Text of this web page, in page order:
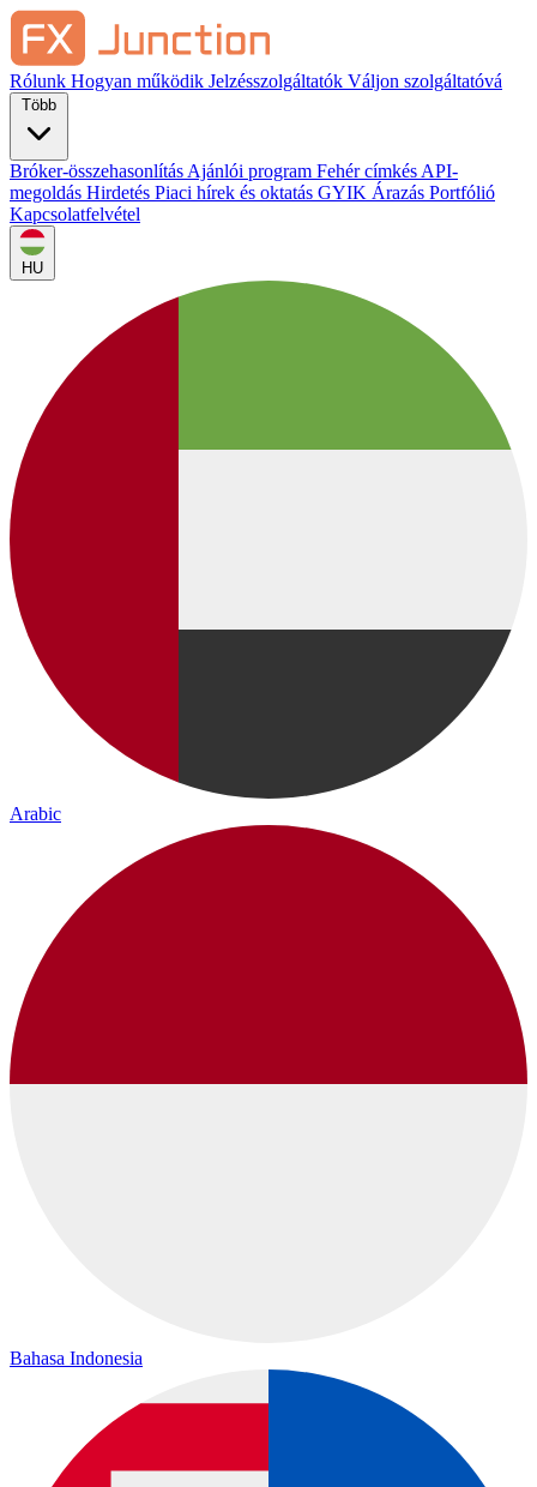
Rólunk Hogyan működik Jelzésszolgáltatók Váljon szolgáltatóvá
Bróker-összehasonlítás Ajánlói program Fehér címkés API-
megoldás Hirdetés Piaci hírek és oktatás GYIK Árazás Portfólió
Kapcsolatfelvétel
HU
Arabic
Bahasa Indonesia